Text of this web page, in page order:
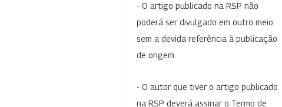
- O artigo publicado na RSP não
poderá ser divulgado em outro meio
sem a devida referência à publicação
de origem.
- O autor que tiver o artigo publicado
na RSP deverá assinar o Termo de